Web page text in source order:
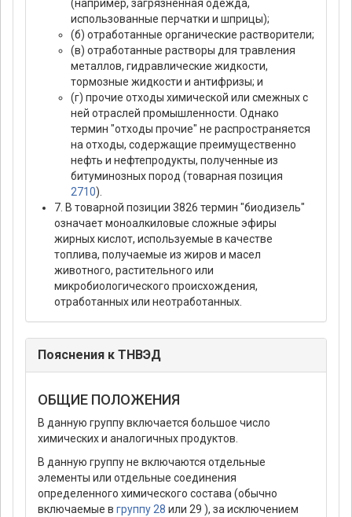
(например, загрязненная одежда,
использованные перчатки и шприцы);
(б) отработанные органические растворители;
(в) отработанные растворы для травления
металлов, гидравлические жидкости,
тормозные жидкости и антифризы; и
(г) прочие отходы химической или смежных с
ней отраслей промышленности. Однако
термин "отходы прочие" не распространяется
на отходы, содержащие преимущественно
нефть и нефтепродукты, полученные из
битуминозных пород (товарная позиция
2710).
7. В товарной позиции 3826 термин "биодизель"
означает моноалкиловые сложные эфиры
жирных кислот, используемые в качестве
топлива, получаемые из жиров и масел
животного, растительного или
микробиологического происхождения,
отработанных или неотработанных.
Пояснения к ТНВЭД
ОБЩИЕ ПОЛОЖЕНИЯ
В данную группу включается большое число
химических и аналогичных продуктов.
В данную группу не включаются отдельные
элементы или отдельные соединения
определенного химического состава (обычно
включаемые в группу 28 или 29 ), за исключением